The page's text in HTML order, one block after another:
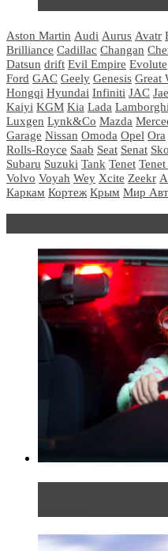
Aston Martin Audi Aurus Avatr
Brilliance Cadillac Changan
Datsun drift Evil Empire Evolute
Ford GAC Geely Genesis Great
Hongqi Hyundai Infiniti JAC
Kaiyi KGM Kia Lada
Luxgen Lynk&Co Mazda
Garage Nissan Omoda Opel Ora
Rolls-Royce Saab Seat Senat
Subaru Suzuki Tank Tenet
Volvo Voyah Wey Xcite Zeekr
Каркам Кортеж Крым Мир